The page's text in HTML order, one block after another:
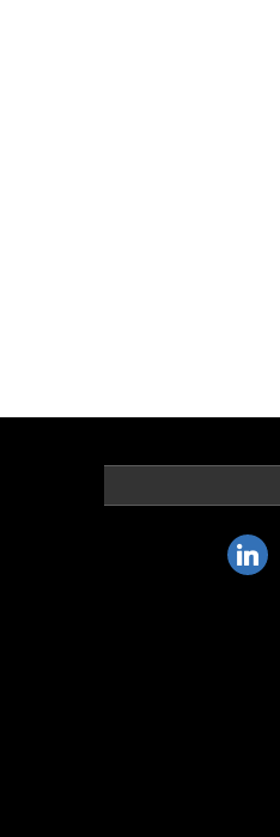
linkedin